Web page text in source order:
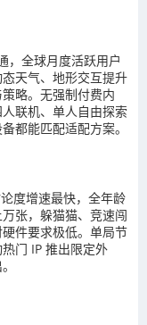
，全球月度活跃用户
天气、地形交互提升
略。无强制付费内
联机、单人自由探索
都能匹配适配方案。
度增速最快，全年龄
张，躲猫猫、竞速闯
件要求极低。单局节
门 IP 推出限定外